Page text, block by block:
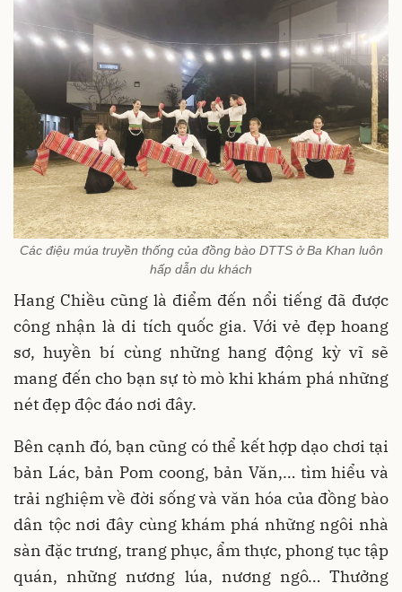
Các điệu múa truyền thống của đồng bào DTTS ở Ba Khan luôn
hấp dẫn du khách
Hang Chiều cũng là điểm đến nổi tiếng đã được
công nhận là di tích quốc gia. Với vẻ đẹp hoang
sơ, huyền bí cùng những hang động kỳ vĩ sẽ
mang đến cho bạn sự tò mò khi khám phá những
nét đẹp độc đáo nơi đây.
Bên cạnh đó, bạn cũng có thể kết hợp dạo chơi tại
bản Lác, bản Pom coong, bản Văn,… tìm hiểu và
trải nghiệm về đời sống và văn hóa của đồng bào
dân tộc nơi đây cùng khám phá những ngôi nhà
sàn đặc trưng, trang phục, ẩm thực, phong tục tập
quán, những nương lúa, nương ngô… Thưởng